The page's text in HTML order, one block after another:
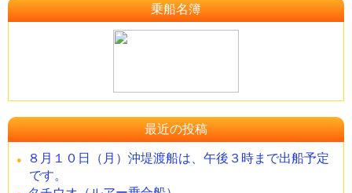
乗船名簿
最近の投稿
８月１０日（月）沖堤渡船は、午後３時まで出船予定
です。